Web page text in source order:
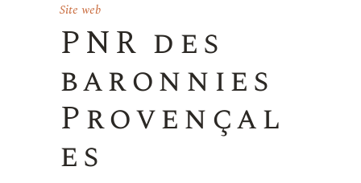
Site web
PNR des
baronnies
Provençal
es